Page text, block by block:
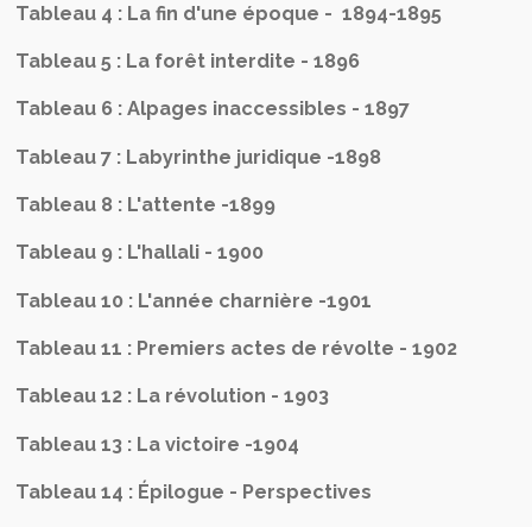
Tableau 4 : La fin d'une époque - 1894-1895
Tableau 5 : La forêt interdite - 1896
Tableau 6 : Alpages inaccessibles - 1897
Tableau 7 : Labyrinthe juridique -1898
Tableau 8 : L'attente -1899
Tableau 9 : L'hallali - 1900
Tableau 10 : L'année charnière -1901
Tableau 11 : Premiers actes de révolte - 1902
Tableau 12 : La révolution - 1903
Tableau 13 : La victoire -1904
Tableau 14 : Épilogue - Perspectives